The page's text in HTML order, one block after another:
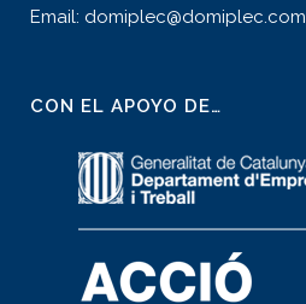
Email: domiplec@domiplec.com
CON EL APOYO DE…